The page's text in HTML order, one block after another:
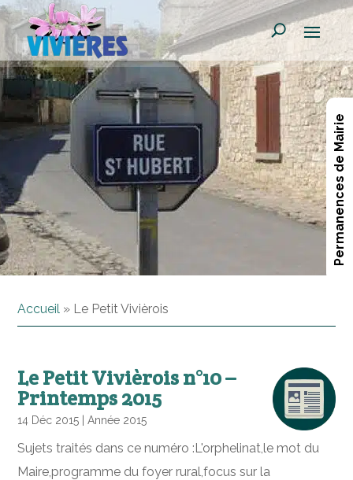
Permanences de Mairie
Accueil » Le Petit Vivièrois
Le Petit Vivièrois n°10 –
Printemps 2015
14 Déc 2015 |Année 2015
Sujets traités dans ce numéro :L'orphelinat,le mot du
Maire,programme du foyer rural,focus sur la